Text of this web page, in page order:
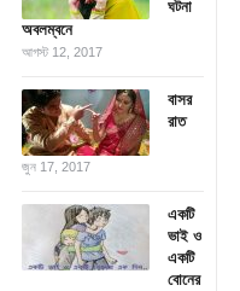
ঘটনা
অবলম্বনে
আগস্ট 12, 2017
বাসর
রাত
জুন 17, 2017
একটি
ভাই ও
একটি
বোনের